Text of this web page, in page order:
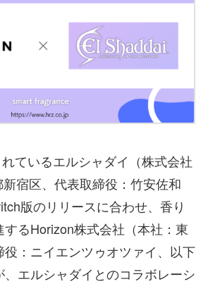
ているエルシャダイ（株式会社
宿区、代表取締役：竹安佐和
版のリリースに合わせ、香り
るHorizon株式会社（本社：東
：ニイエンツゥオツァイ、以下
、エルシャダイとのコラボレーシ